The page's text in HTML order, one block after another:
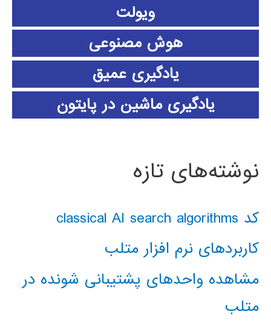
ویولت
هوش مصنوعی
یادگیری عمیق
یادگیری ماشین در پایتون
نوشته‌های تازه
کد classical AI search algorithms
کاربردهای نرم افزار متلب
مشاهده واحدهای پشتیبانی شونده در
متلب